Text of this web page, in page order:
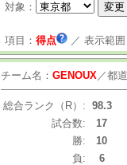
対象：
項目： 得点 ／ 表示範囲
チーム名： GENOUX／都
総合ランク（R）: 98.3
試合数:
17
勝:
10
負:
6